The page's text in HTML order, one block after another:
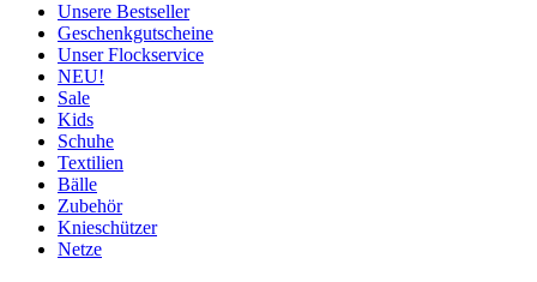
Unsere Bestseller
Geschenkgutscheine
Unser Flockservice
NEU!
Sale
Kids
Schuhe
Textilien
Bälle
Zubehör
Knieschützer
Netze